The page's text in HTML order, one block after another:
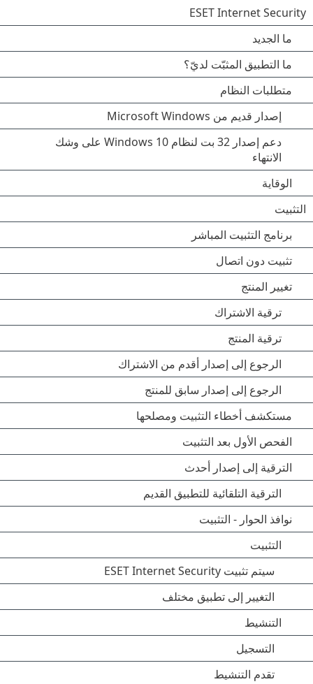
ESET Internet Security
ما الجديد
ما التطبيق المثبّت لديّ؟
متطلبات النظام
إصدار قديم من Microsoft Windows
دعم إصدار 32 بت لنظام Windows 10 على وشك
الانتهاء
الوقاية
التثبيت
برنامج التثبيت المباشر
تثبيت دون اتصال
تغيير المنتج
ترقية الاشتراك
ترقية المنتج
الرجوع إلى إصدار أقدم من الاشتراك
الرجوع إلى إصدار سابق للمنتج
مستكشف أخطاء التثبيت ومصلحها
الفحص الأول بعد التثبيت
الترقية إلى إصدار أحدث
الترقية التلقائية للتطبيق القديم
نوافذ الحوار - التثبيت
التثبيت
سيتم تثبيت ESET Internet Security
التغيير إلى تطبيق مختلف
التنشيط
التسجيل
تقدم التنشيط